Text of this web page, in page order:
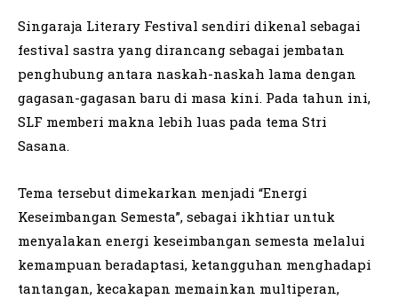
Singaraja Literary Festival sendiri dikenal sebagai
festival sastra yang dirancang sebagai jembatan
penghubung antara naskah-naskah lama dengan
gagasan-gagasan baru di masa kini. Pada tahun ini,
SLF memberi makna lebih luas pada tema Stri
Sasana.
Tema tersebut dimekarkan menjadi “Energi
Keseimbangan Semesta”, sebagai ikhtiar untuk
menyalakan energi keseimbangan semesta melalui
kemampuan beradaptasi, ketangguhan menghadapi
tantangan, kecakapan memainkan multiperan,